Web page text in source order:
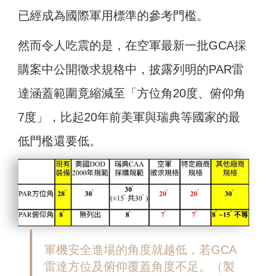
已經成為國際軍用標準的參考門檻。
然而令人吃震的是，在空軍最新一批GCA採
購案中公開徵求規格中，披露列明的PAR雷
達涵蓋範圍竟縮減至「方位角20度、俯仰角
7度」，比起20年前美軍與瑞典等國家的最
低門檻還要低。
軍機安全進場的角度就越低，若GCA
雷達方位及俯仰覆蓋角度不足。（製